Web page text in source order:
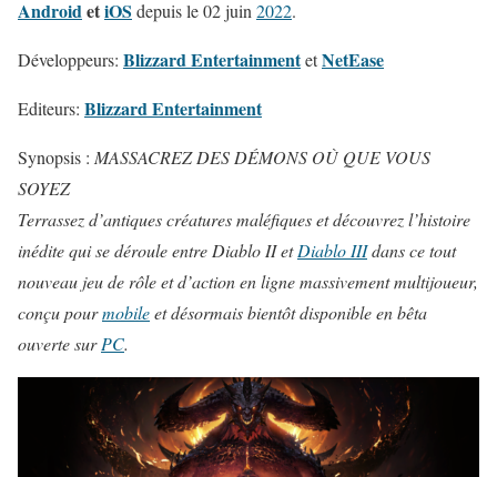
AndroidetiOS depuis le 02 juin 2022.
Développeurs: Blizzard EntertainmentetNetEase
Editeurs: Blizzard Entertainment
Synopsis : MASSACREZ DES DÉMONS OÙ QUE VOUS
SOYEZ
Terrassez d’antiques créatures maléfiques et découvrez l’histoire
inédite qui se déroule entre Diablo II etDiablo IIIdans ce tout
nouveau jeu de rôle et d’action en ligne massivement multijoueur,
conçu pourmobileet désormais bientôt disponible en bêta
ouverte surPC.